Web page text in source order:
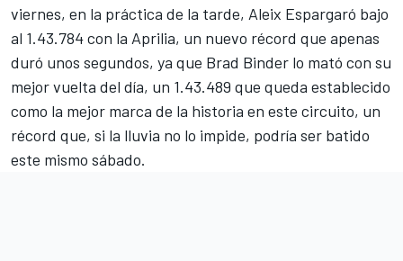
viernes, en la práctica de la tarde, Aleix Espargaró bajo
al 1.43.784 con la Aprilia, un nuevo récord que apenas
duró unos segundos, ya que Brad Binder lo mató con su
mejor vuelta del día, un 1.43.489 que queda establecido
como la mejor marca de la historia en este circuito, un
récord que, si la lluvia no lo impide, podría ser batido
este mismo sábado.